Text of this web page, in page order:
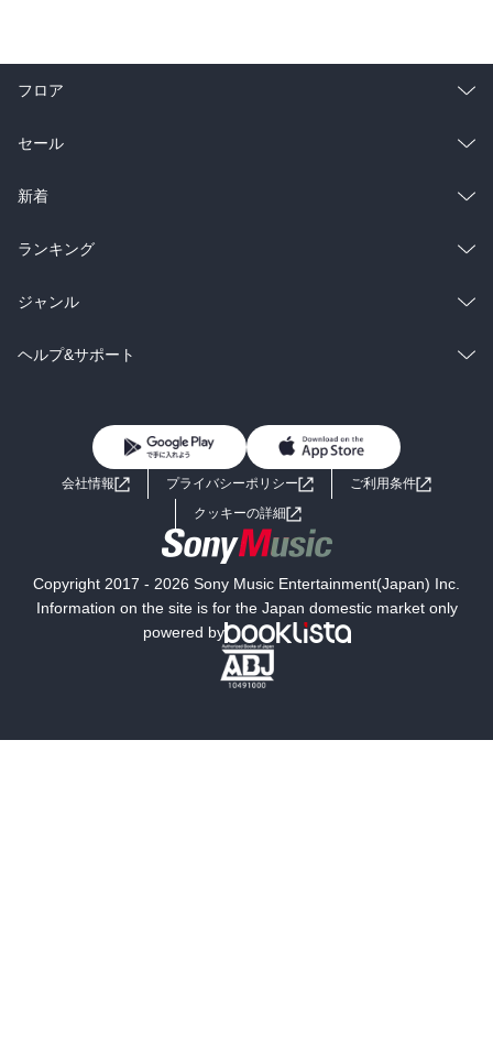
フロア
総合
ラノベ
雑誌・グラビア
BL・TL
セール
総合
ラノベ
雑誌・グラビア
BL・TL
新着
総合
ラノベ
雑誌・グラビア
ランキング
総合
ラノベ
ジャンル
コミック
ライトノベル 男子向けラノベ
小説
海外小説
ミステリー SF
文学
ヘルプ&サポート
よくあるご質問 お問い合わせ
会社情報 プライバシーポリシー
ご利用条件
クッキーの詳細
Copyright 2017 - 2026 Sony Music Entertainment(Japan) Inc.
Information on the site is for the Japan domestic market only
powered by